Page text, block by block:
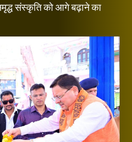
संस्कृति को आगे बढ़ाने का